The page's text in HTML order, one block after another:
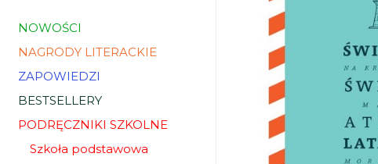
NOWOŚCI
NAGRODY LITERACKIE
ZAPOWIEDZI
BESTSELLERY
PODRĘCZNIKI SZKOLNE
Szkoła podstawowa